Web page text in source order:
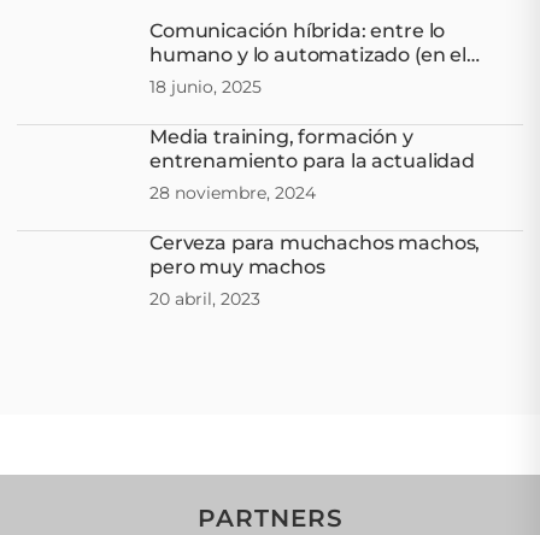
Comunicación híbrida: entre lo
humano y lo automatizado (en el
stand)
18 junio, 2025
Media training, formación y
entrenamiento para la actualidad
28 noviembre, 2024
Cerveza para muchachos machos,
pero muy machos
20 abril, 2023
PARTNERS